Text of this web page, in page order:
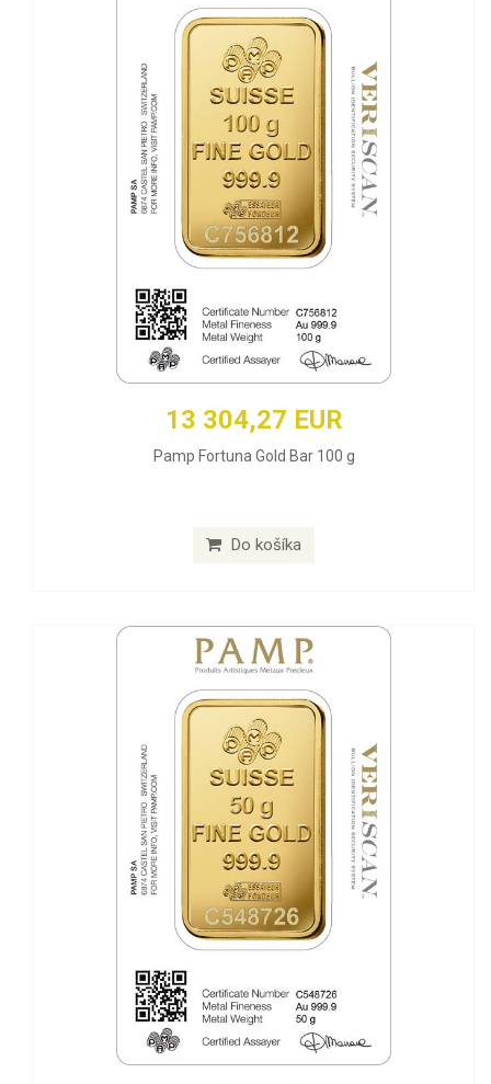
13 304,27 EUR
Pamp Fortuna Gold Bar 100 g
Do košíka